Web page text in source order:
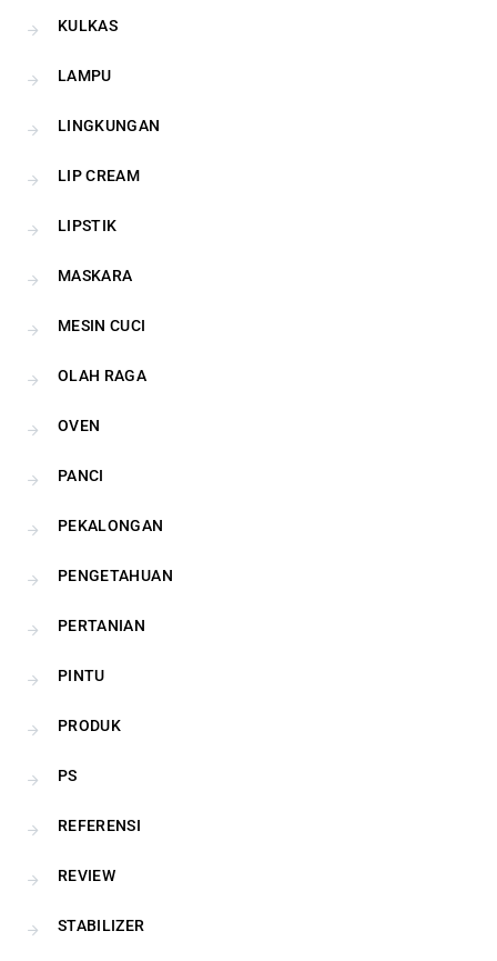
KULKAS
LAMPU
LINGKUNGAN
LIP CREAM
LIPSTIK
MASKARA
MESIN CUCI
OLAH RAGA
OVEN
PANCI
PEKALONGAN
PENGETAHUAN
PERTANIAN
PINTU
PRODUK
PS
REFERENSI
REVIEW
STABILIZER